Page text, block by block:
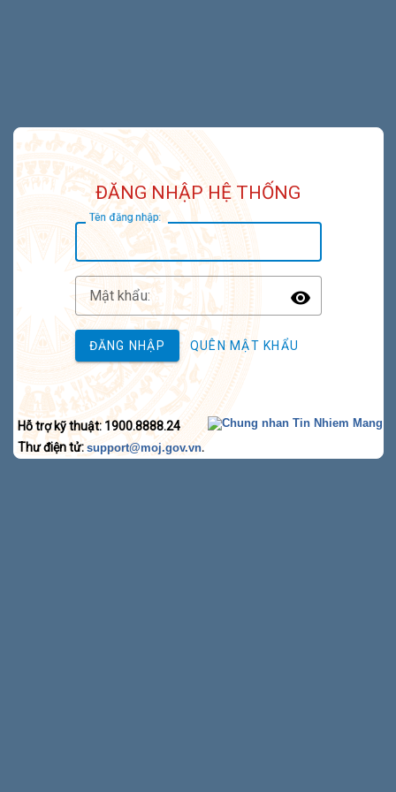
ĐĂNG NHẬP HỆ THỐNG
Tên đăng nhập:
Mật khẩu:
Toggle
ĐĂNG NHẬP QUÊN MẬT KHẨU
Hỗ trợ kỹ thuật: 1900.8888.24
Thư điện tử: support@moj.gov.vn.